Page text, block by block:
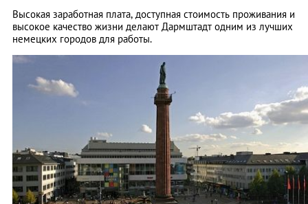
Высокая заработная плата, доступная стоимость проживания и
высокое качество жизни делают Дармштадт одним из лучших
немецких городов для работы.